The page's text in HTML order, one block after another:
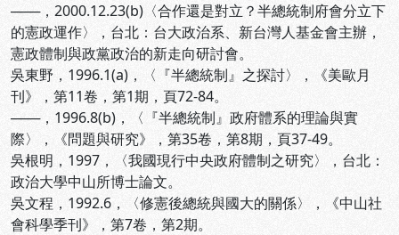
───，2000.12.23(b)〈合作還是對立？半總統制府會分立下
的憲政運作〉，台北：台大政治系、新台灣人基金會主辦，
憲政體制與政黨政治的新走向研討會。
吳東野，1996.1(a)，〈『半總統制』之探討〉，《美歐月
刊》，第11卷，第1期，頁72-84。
───，1996.8(b)，〈『半總統制』政府體系的理論與實
際〉，《問題與研究》，第35卷，第8期，頁37-49。
吳根明，1997，〈我國現行中央政府體制之研究〉，台北：
政治大學中山所博士論文。
吳文程，1992.6，〈修憲後總統與國大的關係〉，《中山社
會科學季刊》，第7卷，第2期。